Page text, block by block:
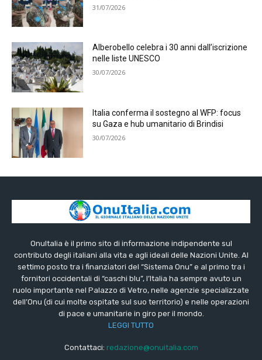
31/07/2026
Alberobello celebra i 30 anni dall’iscrizione
nelle liste UNESCO
30/07/2026
Italia conferma il sostegno al WFP: focus
su Gaza e hub umanitario di Brindisi
30/07/2026
OnuItalia è il primo sito di informazione indipendente sul
contributo degli italiani alla vita e agli ideali delle Nazioni Unite. Al
settimo posto tra i finanziatori del “Sistema Onu” e al primo tra i
fornitori occidentali di “caschi blu”, l’Italia ha sempre avuto un
ruolo importante nel Palazzo di Vetro, nelle agenzie specializzate
dell’Onu (di cui molte ospitate sul suo territorio) e nelle operazioni
di pace e umanitarie in giro per il mondo.
LEGGI TUTTO
Contattaci: redazione@onuitalia.com